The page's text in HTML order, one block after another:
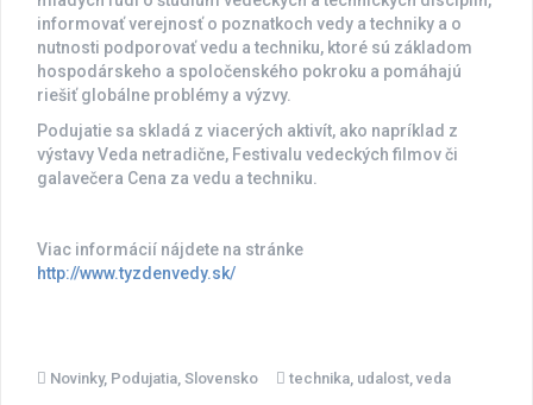
informovať verejnosť o poznatkoch vedy a techniky a o
nutnosti podporovať vedu a techniku, ktoré sú základom
hospodárskeho a spoločenského pokroku a pomáhajú
riešiť globálne problémy a výzvy.
Podujatie sa skladá z viacerých aktivít, ako napríklad z
výstavy Veda netradične, Festivalu vedeckých filmov či
galavečera Cena za vedu a techniku.
Viac informácií nájdete na stránke
http://www.tyzdenvedy.sk/
Novinky, Podujatia, Slovensko technika, udalost, veda